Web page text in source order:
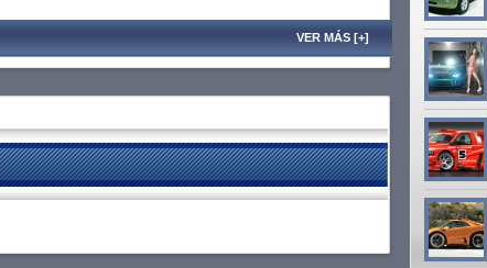
VER MÁS [+]